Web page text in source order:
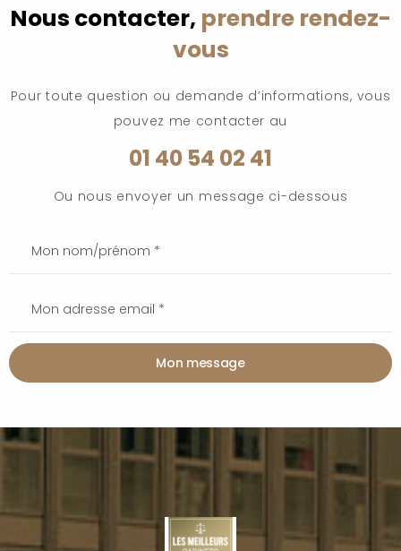
Nous contacter, prendre rendez-
vous
Pour toute question ou demande d’informations, vous
pouvez me contacter au
01 40 54 02 41
Ou nous envoyer un message ci-dessous
Mon message